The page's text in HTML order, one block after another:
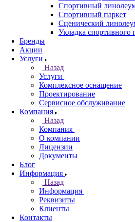
Спортивный
Спортивный паркет
Сценический
Укладка спортивного
Бренды
Акции
Услуги
Назад
Услуги
Комплексное оснащение
Проектирование
Сервисное обслуживание
Компания
Назад
Компания
О компании
Лицензии
Документы
Блог
Информация
Назад
Информация
Реквизиты
Клиенты
Контакты